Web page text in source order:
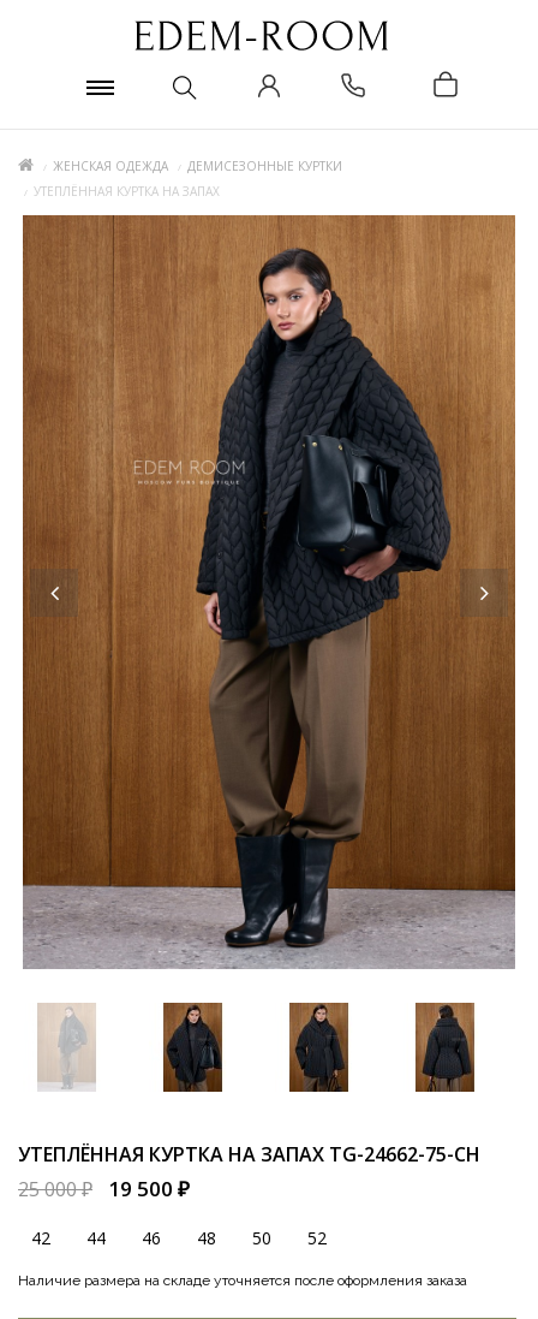
ЖЕНСКАЯ ОДЕЖДА
ДЕМИСЕЗОННЫЕ КУРТКИ
УТЕПЛЁННАЯ КУРТКА НА ЗАПАХ
УТЕПЛЁННАЯ КУРТКА НА ЗАПАХ TG-24662-75-CH
25 000 ₽
19 500 ₽
42 44 46 48 50 52
Наличие размера на складе уточняется после оформления заказа